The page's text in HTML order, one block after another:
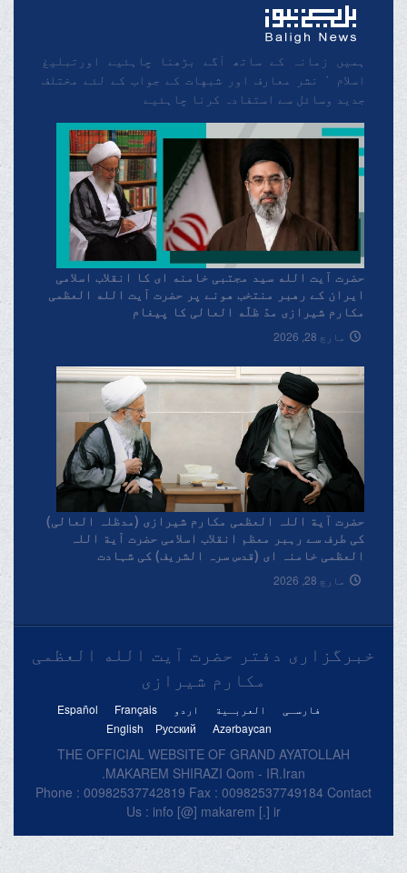
ہمیں زمانہ کے ساتھ آگے بڑھنا چاہئیے اورتبلیغ
اسلام ٬ نشر معارف اور شبهات کے جواب کے لئے مختلف
جدید وسائل سے استفادہ کرنا چاہئیے
حضرت آیت الله سید مجتبی خامنه ای کا انقلاب اسلامی
ایران کے رهبر منتخب هونے پر حضرت آیت الله العظمی
مکارم شیرازی مدّ ظلّه العالی کا پیغام
مارچ 28, 2026
حضرت آیة اللہ العظمی مکارم شیرازی (مدظلہ العالی)
کی طرف سے رہبر معظم انقلاب اسلامی حضرت آیة اللہ
العظمی خامنہ ای (قدس سرہ الشریف) کی شہادت
پرتعزیتی پیغام۔
مارچ 28, 2026
خبرگزاری دفتر حضرت آیت الله العظمی
مکارم شیرازی
فارسـی العربـیة اردو Français
Español
Azərbaycan
Русский
English
THE OFFICIAL WEBSITE OF GRAND AYATOLLAH
MAKAREM SHIRAZI Qom - IR.Iran.
Phone : 00982537742819 Fax : 00982537749184 Contact
Us : info [@] makarem [.] ir